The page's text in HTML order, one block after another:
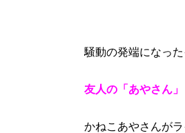
騒動の発端になっ
友人の「あやさん
かねこあやさんが